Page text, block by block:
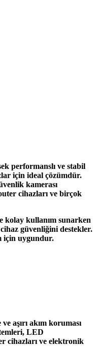
performanslı ve stabil
için ideal çözümdür.
kamerası
cihazları ve birçok
kolay kullanım sunarken
cihaz güvenliğini destekler.
için uygundur.
aşırı akım koruması
LED
cihazları ve elektronik